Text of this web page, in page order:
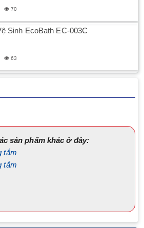
70
Sinh EcoBath EC-003C
63
sản phẩm khác ở đây:
tắm
tắm